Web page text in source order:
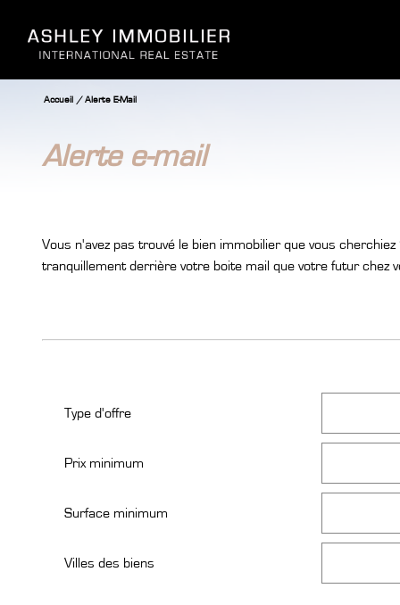
Accueil Alerte E-Mail
alerte e-mail
Vous n'avez pas trouvé le bien immobilier que vous
tranquillement derrière votre boite mail que votre futur chez
Type d'offre
Prix minimum
Surface minimum
Villes des biens